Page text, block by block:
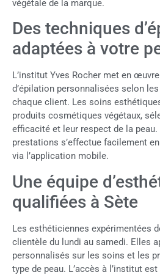
végétale de la marque.
Des techniques
adaptées à votre
L’institut Yves Rocher met en
d’épilation personnalisées selon
chaque client. Les soins
produits cosmétiques végétaux,
efficacité et leur respect de la
prestations s’effectue facilement
via l’application mobile.
Une équipe
qualifiées à Sète
Les esthéticiennes expérimentées
clientèle du lundi au samedi. Elles
personnalisés sur les soins et les
type de peau. L’accès à l’institut